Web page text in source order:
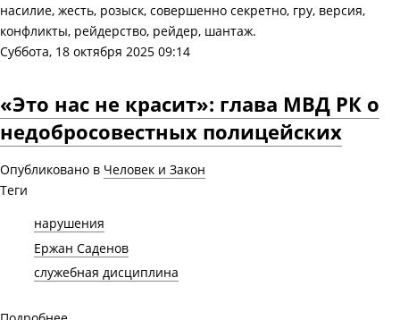
насилие, жесть, розыск, совершенно секретно, гру, версия,
конфликты, рейдерство, рейдер, шантаж.
Суббота, 18 октября 2025 09:14
«Это нас не красит»: глава МВД РК о
недобросовестных полицейских
Опубликовано в Человек и Закон
Теги
нарушения
Ержан Саденов
служебная дисциплина